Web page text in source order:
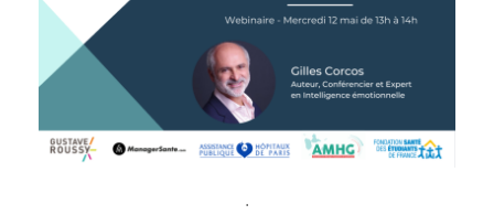
.